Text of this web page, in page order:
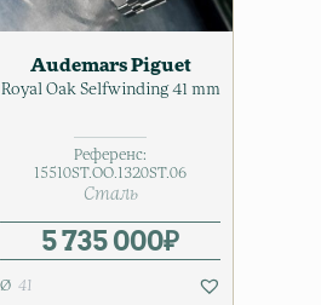
Audemars Piguet
Royal Oak Selfwinding 41 mm
Референс:
15510ST.OO.1320ST.06
Сталь
5 735 000₽
41